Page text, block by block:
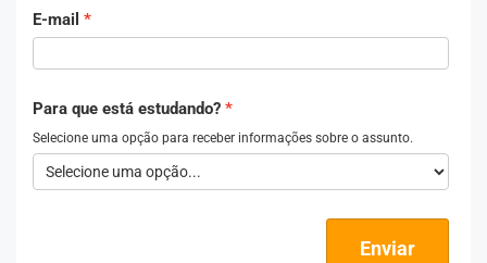
E-mail
Para que está estudando?
Selecione uma opção para receber informações sobre o assunto.
Enviar